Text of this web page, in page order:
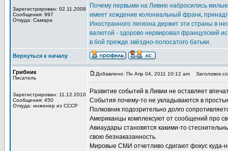
Зарегистрирован: 02.11.2008
Сообщения: 997
Откуда: Самара
Почему первыми на Ливию набросились
имеет хождение колониальный франк,
Иностранного легиона держит эти страны в
валютой - здорово нервировал французский
в бой прежде звёздно-полосатого батьки.
Вернуться к началу
Грибник
Писатель
Зарегистрирован: 11.12.2010
Сообщения: 450
Откуда: инженер из СССР
Добавлено: Пн Апр 04, 2011 10:12 am Заголовок
Развитие событий в Ливии не оставляет
События почему-то не укладываются в
Полковник подозрительно долго
Американцы комплексуют от сообщений про
Авиаудары становятся какими-то
свою безнаказанность.
Мировые СМИ отчетливо сдигают фокус куда-